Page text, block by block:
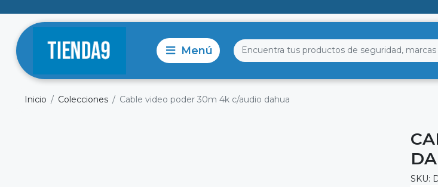
Inicio Colecciones Cable video poder 30m 4k c/audio dahua
SKU: